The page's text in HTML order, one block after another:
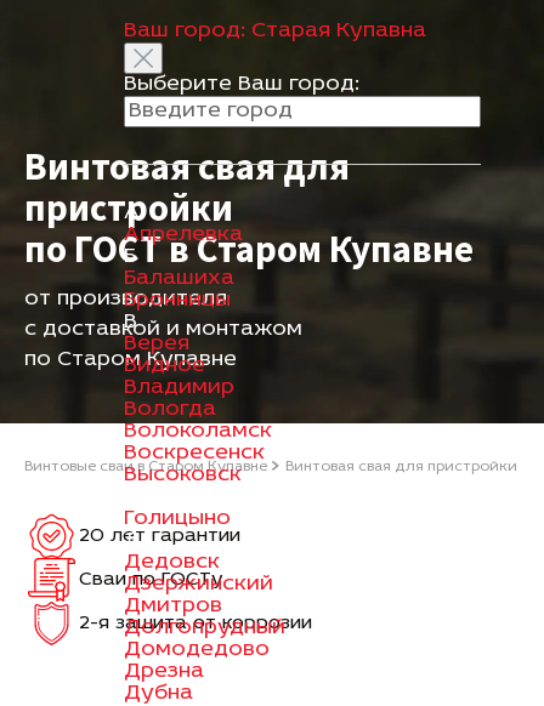
Ваш город: Старая Купавна
Выберите Ваш город:
А
Апрелевка
Б
Балашиха
Бронницы
В
Верея
Видное
Владимир
Вологда
Волоколамск
Воскресенск
Высоковск
Голицыно
Д
Дедовск
Дзержинский
Дмитров
Долгопрудный
Домодедово
Дрезна
Дубна
Винтовая свая для
пристройки
по ГОСТ в Старом Купавне
от производителя
с доставкой и монтажом
по Старом Купавне
Винтовые сваи в Старом Купавне Винтовая свая для пристройки
20 лет гарантии
Сваи по ГОСТу
2-я защита от коррозии